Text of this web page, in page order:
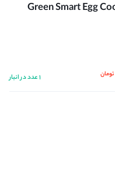
تومان 1 عدد در انبار